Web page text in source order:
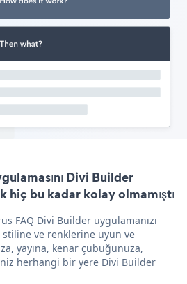
Divi Builder
bu kadar kolay olmamıştı
FAQ Divi Builder uygulamanızı
ve renklerine uyun ve
yayına, kenar çubuğunuza,
herhangi bir yere Divi Builder